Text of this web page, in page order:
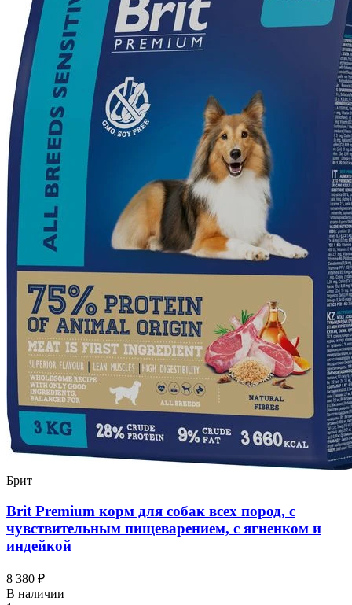
Брит
Brit Premium корм для собак всех пород, с
чувствительным пищеварением, с ягненком и
индейкой
8 380 ₽
В наличии